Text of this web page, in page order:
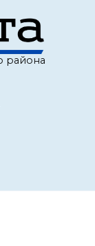
района